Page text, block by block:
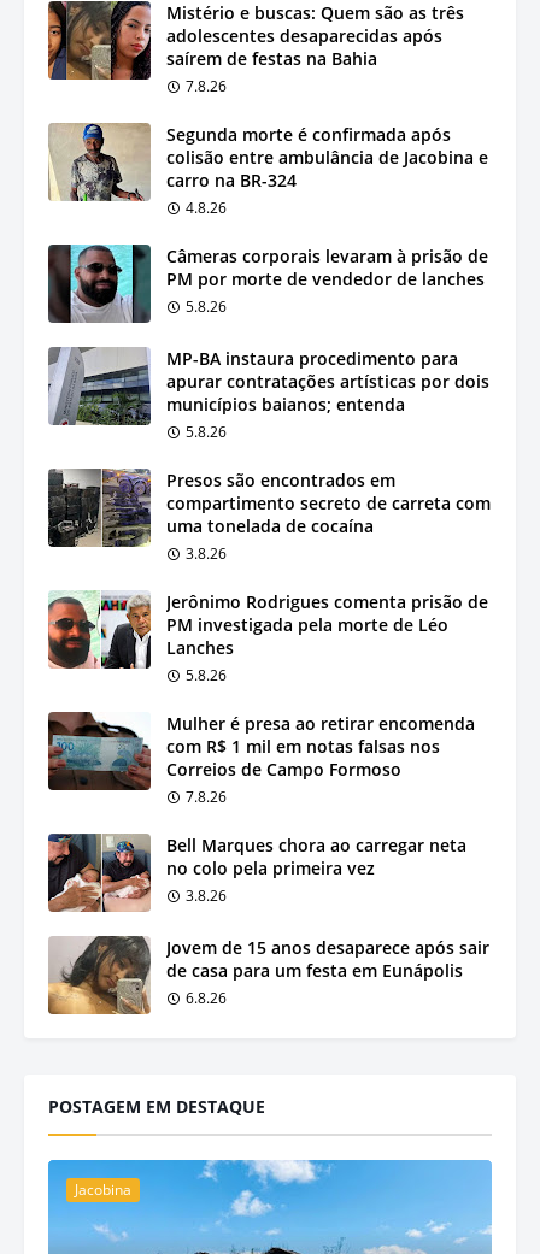
Mistério e buscas: Quem são as três
adolescentes desaparecidas após
saírem de festas na Bahia
7.8.26
Segunda morte é confirmada após
colisão entre ambulância de Jacobina e
carro na BR-324
4.8.26
Câmeras corporais levaram à prisão de
PM por morte de vendedor de lanches
5.8.26
MP-BA instaura procedimento para
apurar contratações artísticas por dois
municípios baianos; entenda
5.8.26
Presos são encontrados em
compartimento secreto de carreta com
uma tonelada de cocaína
3.8.26
Jerônimo Rodrigues comenta prisão de
PM investigada pela morte de Léo
Lanches
5.8.26
Mulher é presa ao retirar encomenda
com R$ 1 mil em notas falsas nos
Correios de Campo Formoso
7.8.26
Bell Marques chora ao carregar neta
no colo pela primeira vez
3.8.26
Jovem de 15 anos desaparece após sair
de casa para um festa em Eunápolis
6.8.26
POSTAGEM EM DESTAQUE
Jacobina